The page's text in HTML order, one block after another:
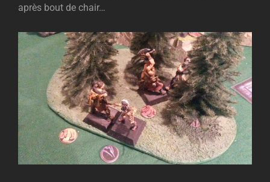
après bout de chair…